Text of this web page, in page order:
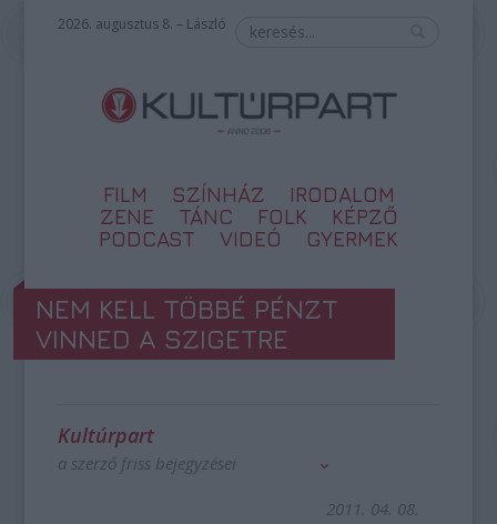
2026. augusztus 8. – László
FILM SZÍNHÁZ
IRODALOM
ZENE
TÁNC FOLK
KÉPZŐ
PODCAST
VIDEÓ GYERMEK
NEM KELL TÖBBÉ PÉNZT
VINNED A SZIGETRE
Kultúrpart
a szerző friss bejegyzései
2011. 04. 08.